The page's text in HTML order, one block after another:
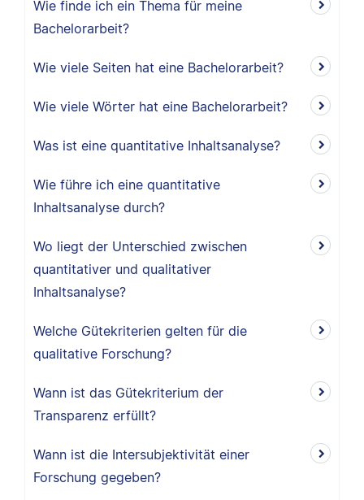
Wie finde ich ein Thema für meine
Bachelorarbeit?
Wie viele Seiten hat eine Bachelorarbeit?
Wie viele Wörter hat eine Bachelorarbeit?
Was ist eine quantitative Inhaltsanalyse?
Wie führe ich eine quantitative
Inhaltsanalyse durch?
Wo liegt der Unterschied zwischen
quantitativer und qualitativer
Inhaltsanalyse?
Welche Gütekriterien gelten für die
qualitative Forschung?
Wann ist das Gütekriterium der
Transparenz erfüllt?
Wann ist die Intersubjektivität einer
Forschung gegeben?